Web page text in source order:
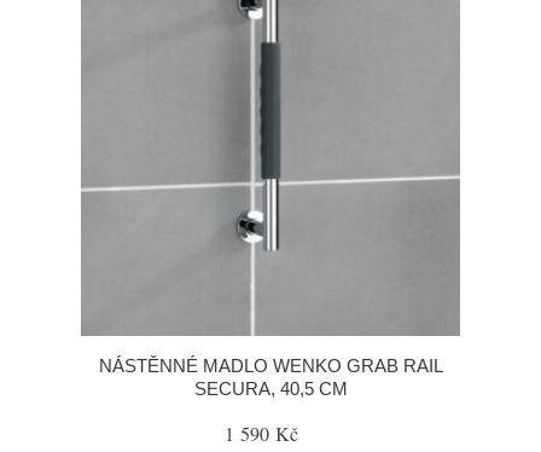
NÁSTĚNNÉ MADLO WENKO GRAB RAIL
SECURA, 40,5 CM
1 590 Kč